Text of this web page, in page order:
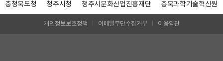
충청북도청 청주시청 청주시문화산업진흥재단 충북과학기술혁신원
개인정보보호정책 이메일무단수집거부 이용약관